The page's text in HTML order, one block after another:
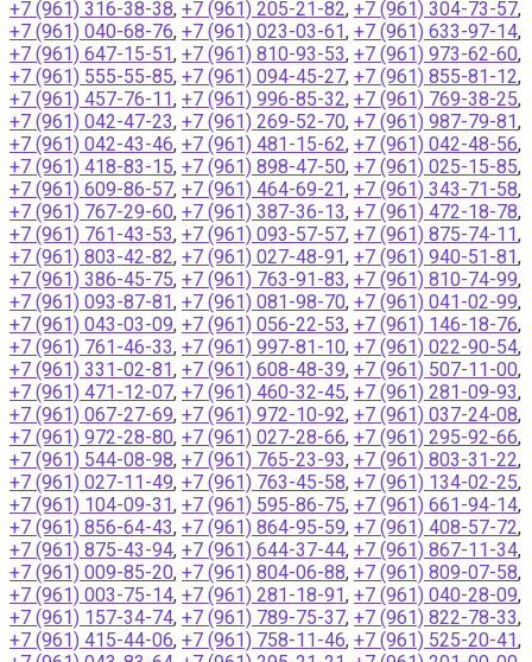
+7 (961) 316-38-38, +7 (961) 205-21-82, +7 (961) 304-73-57,
+7 (961) 040-68-76, +7 (961) 023-03-61, +7 (961) 633-97-14,
+7 (961) 647-15-51, +7 (961) 810-93-53, +7 (961) 973-62-60,
+7 (961) 555-55-85, +7 (961) 094-45-27, +7 (961) 855-81-12,
+7 (961) 457-76-11, +7 (961) 996-85-32, +7 (961) 769-38-25,
+7 (961) 042-47-23, +7 (961) 269-52-70, +7 (961) 987-79-81,
+7 (961) 042-43-46, +7 (961) 481-15-62, +7 (961) 042-48-56,
+7 (961) 418-83-15, +7 (961) 898-47-50, +7 (961) 025-15-85,
+7 (961) 609-86-57, +7 (961) 464-69-21, +7 (961) 343-71-58,
+7 (961) 767-29-60, +7 (961) 387-36-13, +7 (961) 472-18-78,
+7 (961) 761-43-53, +7 (961) 093-57-57, +7 (961) 875-74-11,
+7 (961) 803-42-82, +7 (961) 027-48-91, +7 (961) 940-51-81,
+7 (961) 386-45-75, +7 (961) 763-91-83, +7 (961) 810-74-99,
+7 (961) 093-87-81, +7 (961) 081-98-70, +7 (961) 041-02-99,
+7 (961) 043-03-09, +7 (961) 056-22-53, +7 (961) 146-18-76,
+7 (961) 761-46-33, +7 (961) 997-81-10, +7 (961) 022-90-54,
+7 (961) 331-02-81, +7 (961) 608-48-39, +7 (961) 507-11-00,
+7 (961) 471-12-07, +7 (961) 460-32-45, +7 (961) 281-09-93,
+7 (961) 067-27-69, +7 (961) 972-10-92, +7 (961) 037-24-08,
+7 (961) 972-28-80, +7 (961) 027-28-66, +7 (961) 295-92-66,
+7 (961) 544-08-98, +7 (961) 765-23-93, +7 (961) 803-31-22,
+7 (961) 027-11-49, +7 (961) 763-45-58, +7 (961) 134-02-25,
+7 (961) 104-09-31, +7 (961) 595-86-75, +7 (961) 661-94-14,
+7 (961) 856-64-43, +7 (961) 864-95-59, +7 (961) 408-57-72,
+7 (961) 875-43-94, +7 (961) 644-37-44, +7 (961) 867-11-34,
+7 (961) 009-85-20, +7 (961) 804-06-88, +7 (961) 809-07-58,
+7 (961) 003-75-14, +7 (961) 281-18-91, +7 (961) 040-28-09,
+7 (961) 157-34-74, +7 (961) 789-75-37, +7 (961) 822-78-33,
+7 (961) 415-44-06, +7 (961) 758-11-46, +7 (961) 525-20-41,